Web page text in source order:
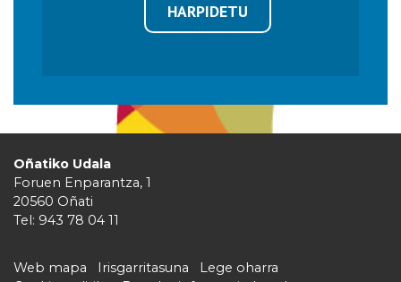
HARPIDETU
Oñatiko Udala
Foruen Enparantza, 1
20560 Oñati
Tel: 943 78 04 11
Web mapa Irisgarritasuna
Lege oharra